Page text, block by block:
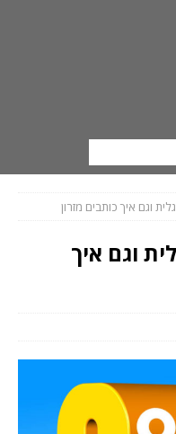
וגם איך כותבים מזרון
וגם איך